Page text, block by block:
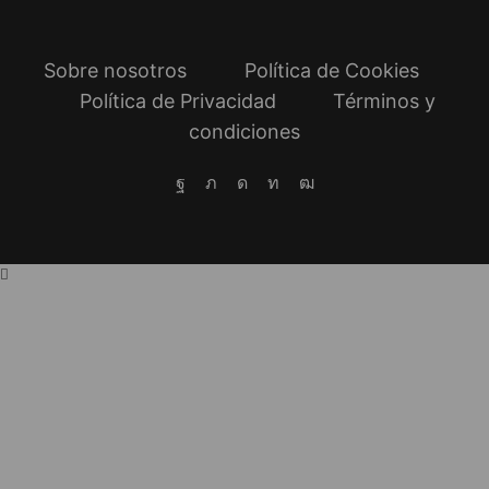
Sobre nosotros
Política de Cookies
Política de Privacidad
Términos y
condiciones
Facebook
TwitterInstagram
LinkedinYoutube